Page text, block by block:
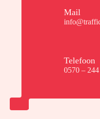
Mail
Telefoon
0570 –